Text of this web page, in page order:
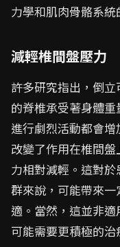
力學和肌肉骨骼系統
減輕椎間盤壓力
許多研究指出，倒
的脊椎承受著身體
進行劇烈活動都會
改變了作用在椎間
力相對減輕。這對
群來說，可能帶來
適。當然，這並非
可能需要更積極的治